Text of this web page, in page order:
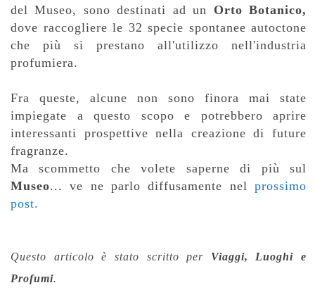
del Museo, sono destinati ad un Orto Botanico,
dove raccogliere le 32 specie spontanee autoctone
che più si prestano all'utilizzo nell'industria
profumiera.
Fra queste, alcune non sono finora mai state
impiegate a questo scopo e potrebbero aprire
interessanti prospettive nella creazione di future
fragranze.
Ma scommetto che volete saperne di più sul
Museo... ve ne parlo diffusamente nel prossimo
post.
Questo articolo è stato scritto per Viaggi, Luoghi e
Profumi.